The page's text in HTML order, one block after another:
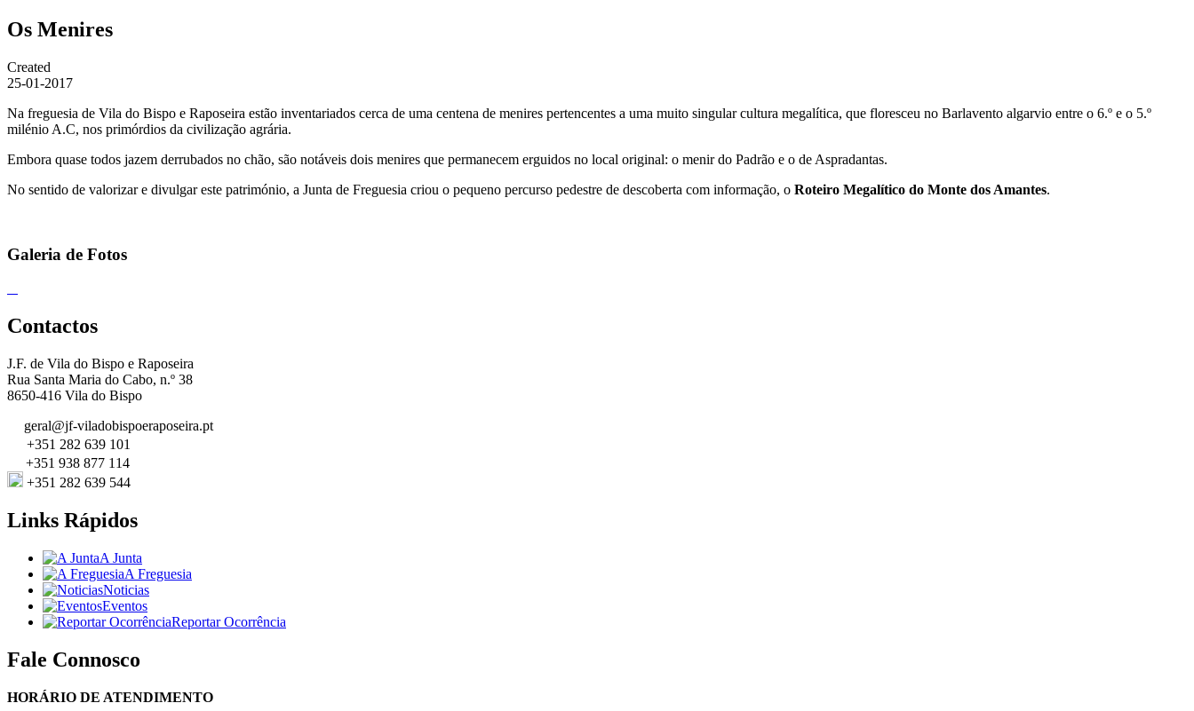
Os Menires
Created
25-01-2017
Na freguesia de Vila do Bispo e Raposeira estão inventariados cerca de uma centena de menires pertencentes a uma muito singular cultura megalítica, que floresceu no Barlavento algarvio entre o 6.º e o 5.º
milénio A.C, nos primórdios da civilização agrária.
Embora quase todos jazem derrubados no chão, são notáveis dois menires que permanecem erguidos no local original: o menir do Padrão e o de Aspradantas.
No sentido de valorizar e divulgar este património, a Junta de Freguesia criou o pequeno percurso pedestre de descoberta com informação, o Roteiro Megalítico do Monte dos Amantes.
Galeria de Fotos
Contactos
J.F. de Vila do Bispo e Raposeira
Rua Santa Maria do Cabo, n.º 38
8650-416 Vila do Bispo
geral@jf-viladobispoeraposeira.pt
+351 282 639 101
+351 938 877 114
+351 282 639 544
Links Rápidos
A Junta
A Freguesia
Noticias
Eventos
Reportar Ocorrência
Fale Connosco
HORÁRIO DE ATENDIMENTO